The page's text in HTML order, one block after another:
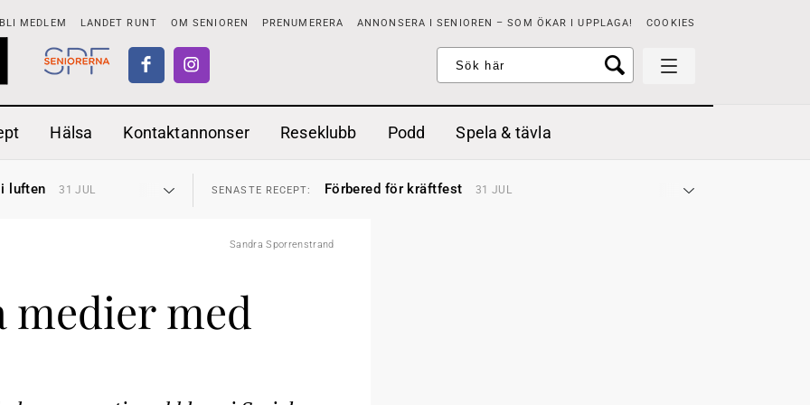
BLI MEDLEM LANDET RUNT OM SENIOREN PRENUMERERA ANNONSERA I SENIOREN – SOM ÖKAR I UPPLAGA! COOKIES
Hälsa Kontaktannonser Reseklubb Podd Spela & tävla
luften 31 JUL SENASTE RECEPT: Förbered för kräftfest 31 JUL
SENASTE RECEPT: Mycket smak med örter
Sandra Sporrenstrand
medier med